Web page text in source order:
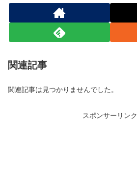
関連記事
関連記事は見つかりませんでした。
スポンサーリンク